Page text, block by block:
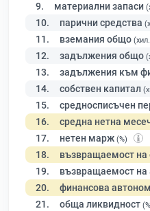
9. материални запаси
10. парични средства
11. вземания общо
12. задължения общо
13. задължения към
14. собствен капитал
15. средносписъчен
16. средна нетна
17. нетен марж (%)
18. възвращаемост на
19. възвращаемост на
20. финансова
21. обща ликвидност